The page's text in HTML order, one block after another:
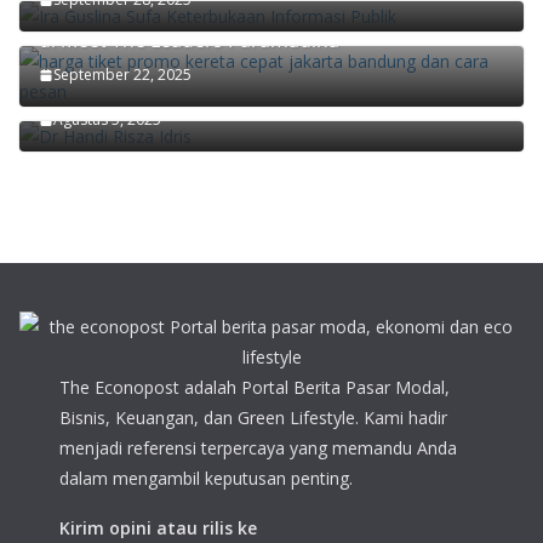
Didiek Hartantyo Ungkap Kunci Transformasi KAI
di Meet The Leaders Paramadina
September 22, 2025
Ekonom Paramadina Handi Risza: Pertumbuhan
Ekonomi Kuartal II/2025 Faktor Musiman
Agustus 5, 2025
The Econopost adalah Portal Berita Pasar Modal,
Bisnis, Keuangan, dan Green Lifestyle. Kami hadir
menjadi referensi terpercaya yang memandu Anda
dalam mengambil keputusan penting.
Kirim opini atau rilis ke